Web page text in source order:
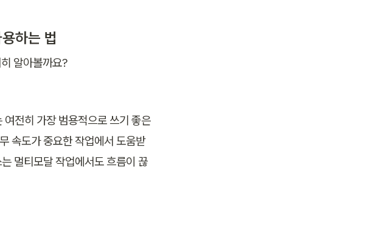
하는 법
알아볼까요?
전히 가장 범용적으로 쓰기 좋은
속도가 중요한 작업에서 도움받
멀티모달 작업에서도 흐름이 끊